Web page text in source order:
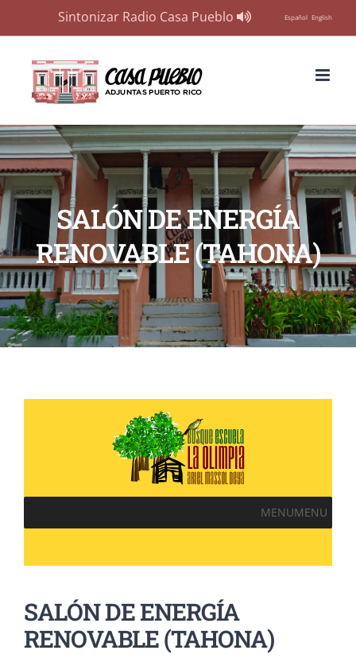
Sintonizar Radio Casa Pueblo Español English
content
SALÓN DE ENERGÍA
RENOVABLE (TAHONA)
MENUMENU
SALÓN DE ENERGÍA
RENOVABLE (TAHONA)